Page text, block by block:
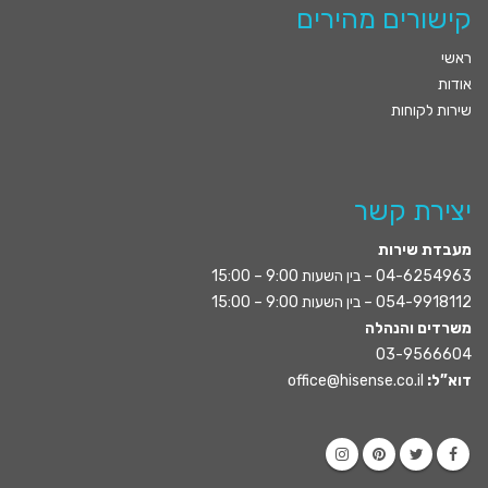
קישורים מהירים
ראשי
אודות
שירות לקוחות
יצירת קשר
מעבדת שירות
04-6254963 – בין השעות 9:00 – 15:00
054-9918112 – בין השעות 9:00 – 15:00
משרדים והנהלה
03-9566604
דוא”ל: